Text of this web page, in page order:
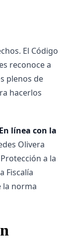
El Código
reconoce a
plenos de
hacerlos
En línea con la
Olivera
a la
Fiscalía
la norma